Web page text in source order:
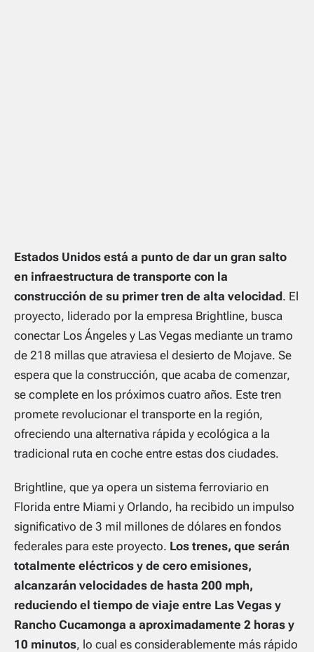
Estados Unidos está a punto de dar un gran salto
en infraestructura de transporte con la
construcción de su primer tren de alta velocidad. El
proyecto, liderado por la empresa Brightline, busca
conectar Los Ángeles y Las Vegas mediante un tramo
de 218 millas que atraviesa el desierto de Mojave. Se
espera que la construcción, que acaba de comenzar,
se complete en los próximos cuatro años. Este tren
promete revolucionar el transporte en la región,
ofreciendo una alternativa rápida y ecológica a la
tradicional ruta en coche entre estas dos ciudades.
Brightline, que ya opera un sistema ferroviario en
Florida entre Miami y Orlando, ha recibido un impulso
significativo de 3 mil millones de dólares en fondos
federales para este proyecto. Los trenes, que serán
totalmente eléctricos y de cero emisiones,
alcanzarán velocidades de hasta 200 mph,
reduciendo el tiempo de viaje entre Las Vegas y
Rancho Cucamonga a aproximadamente 2 horas y
10 minutos, lo cual es considerablemente más rápido